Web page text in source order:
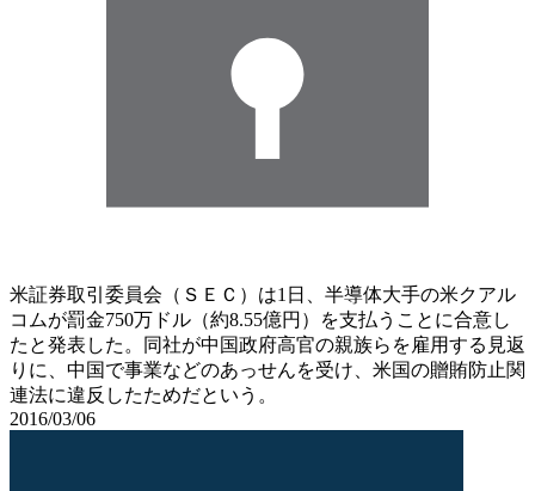
米証券取引委員会（ＳＥＣ）は1日、半導体大手の米クアル
コムが罰金750万ドル（約8.55億円）を支払うことに合意し
たと発表した。同社が中国政府高官の親族らを雇用する見返
りに、中国で事業などのあっせんを受け、米国の贈賄防止関
連法に違反したためだという。
2016/03/06